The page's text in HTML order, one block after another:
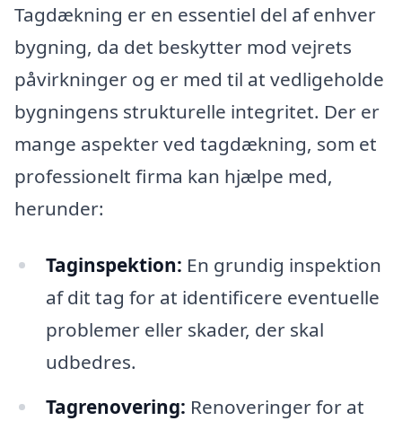
Tagdækning er en essentiel del af enhver
bygning, da det beskytter mod vejrets
påvirkninger og er med til at vedligeholde
bygningens strukturelle integritet. Der er
mange aspekter ved tagdækning, som et
professionelt firma kan hjælpe med,
herunder:
Taginspektion: En grundig inspektion
af dit tag for at identificere eventuelle
problemer eller skader, der skal
udbedres.
Tagrenovering: Renoveringer for at